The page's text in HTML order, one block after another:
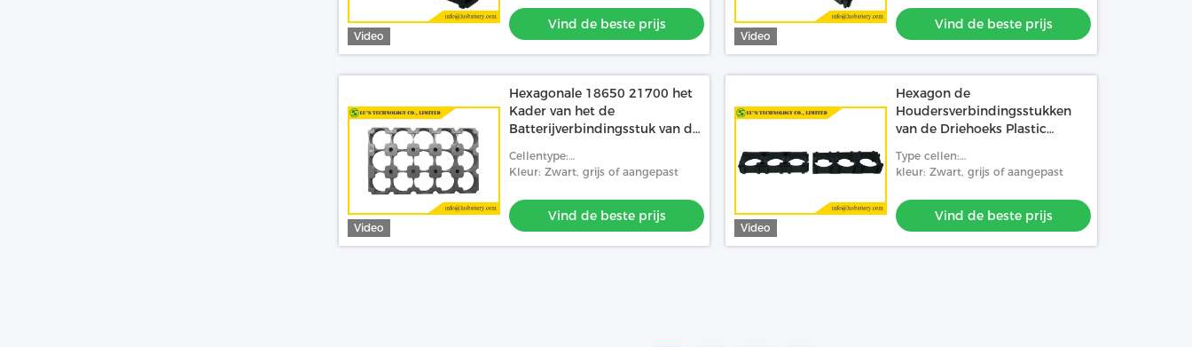
Video
Vind de beste prijs
Video
Vind de beste prijs
Video
Hexagonale 18650 21700 het
Kader van het de
Batterijverbindingsstuk van de
Cellentype:
18650/26650/21700/32650/32700
Kleur: Zwart, grijs of aangepast
Vind de beste prijs
Video
Hexagon de
Houdersverbindingsstukken
van de Driehoeks Plastic
21700 26650 32650
Type cellen:
18650/26650/21700/32650/32700
kleur: Zwart, grijs of aangepast
Vind de beste prijs